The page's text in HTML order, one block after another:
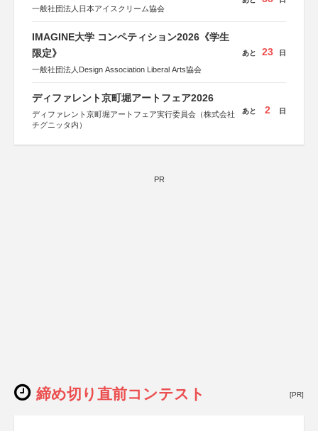
一般社団法人日本アイスクリーム協会
IMAGINE大学 コンペティション2026《学生
限定》
一般社団法人Design Association Liberal Arts協会
あと 23 日
ディファレント京町堀アートフェア2026
ディファレント京町堀アートフェア実行委員会（株式会社
チグニッタ内）
あと 2 日
PR
締め切り直前コンテスト [PR]